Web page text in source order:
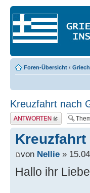
Foren-Übersicht ‹
Kreuzfahrt nach
Antwort erstellen
von Nellie »
Hallo ihr